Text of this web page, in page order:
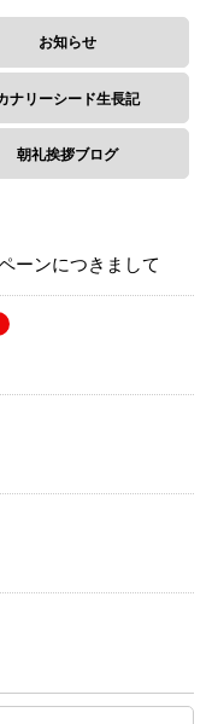
お知らせ
ナリーシード生長記
朝礼挨拶ブログ
ーンにつきまして